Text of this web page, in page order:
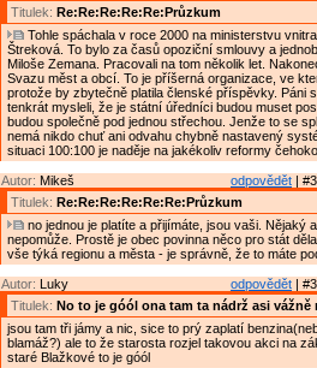
Titulek: Re:Re:Re:Re:Re:Průzkum
Tohle spáchala v roce 2000 na ministerstvu
Štreková. To bylo za časů opoziční smlouvy a
Miloše Zemana. Pracovali na tom několik let.
Svazu měst a obcí. To je příšerná organizace, ve
protože by zbytečně platila členské příspěvky. Páni
tenkrát mysleli, že je státní úředníci budou muset
budou společně pod jednou střechou. Jenže to se
nemá nikdo chuť ani odvahu chybně nastavený
situaci 100:100 je naděje na jakékoliv reformy
odpovědět |
Autor: Mikeš
Titulek: Re:Re:Re:Re:Re:Re:Průzkum
no jednou je platíte a přijímáte, jsou vaši. Nějaký
nepomůže. Prostě je obec povinna něco pro stát
vše týká regionu a města - je správně, že to máte
odpovědět |
Autor: Luky
Titulek: No to je góól ona tam ta nádrž asi vážně
jsou tam tři jámy a nic, sice to prý zaplatí
blamáž?) ale to že starosta rozjel takovou akci na
staré Blažkové to je góól